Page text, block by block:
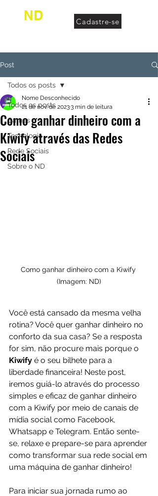
ND Cadastre-se
Post
Todos os posts
Games
Tecnologia
Rede Sociais
Sobre o ND
Todos os posts
Como ganhar dinheiro com a
Kiwify através das Redes
Sociais
Nome Desconhecido
21 de nov. de 20233 min de leitura
Como ganhar dinheiro com a Kiwify
(Imagem: ND)
Você está cansado da mesma velha
rotina? Você quer ganhar dinheiro no
conforto da sua casa? Se a resposta
for sim, não procure mais porque o
Kiwify é o seu bilhete para a
liberdade financeira! Neste post,
iremos guiá-lo através do processo
simples e eficaz de ganhar dinheiro
com a Kiwify por meio de canais de
mídia social como Facebook,
Whatsapp e Telegram. Então sente-
se, relaxe e prepare-se para aprender
como transformar sua rede social em
uma máquina de ganhar dinheiro!
Para iniciar sua jornada rumo ao